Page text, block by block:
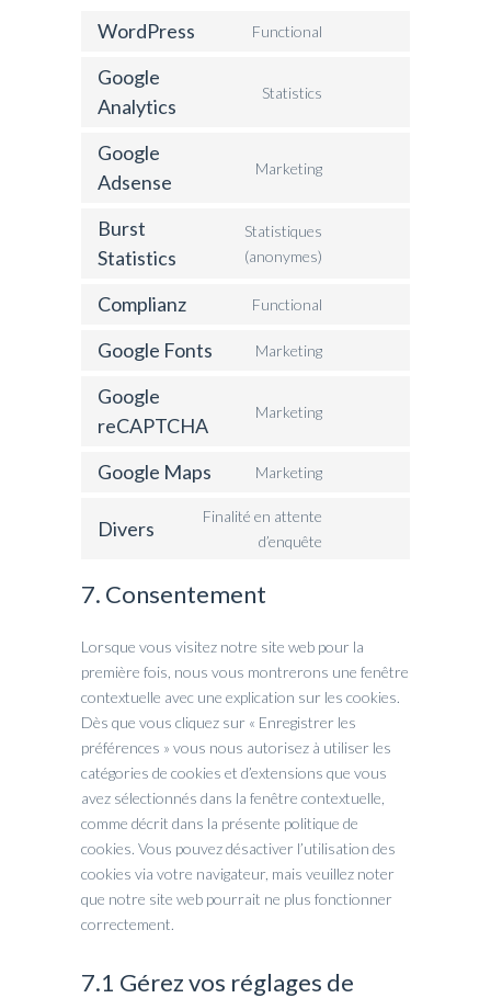
WordPress Functional
Google
Analytics
Statistics
Google
Adsense
Marketing
Burst
Statistics
Statistiques
(anonymes)
Complianz Functional
Google Fonts Marketing
Google
reCAPTCHA
Marketing
Google Maps Marketing
Divers
Finalité en attente
d’enquête
7. Consentement
Lorsque vous visitez notre site web pour la
première fois, nous vous montrerons une fenêtre
contextuelle avec une explication sur les cookies.
Dès que vous cliquez sur « Enregistrer les
préférences » vous nous autorisez à utiliser les
catégories de cookies et d’extensions que vous
avez sélectionnés dans la fenêtre contextuelle,
comme décrit dans la présente politique de
cookies. Vous pouvez désactiver l’utilisation des
cookies via votre navigateur, mais veuillez noter
que notre site web pourrait ne plus fonctionner
correctement.
7.1 Gérez vos réglages de